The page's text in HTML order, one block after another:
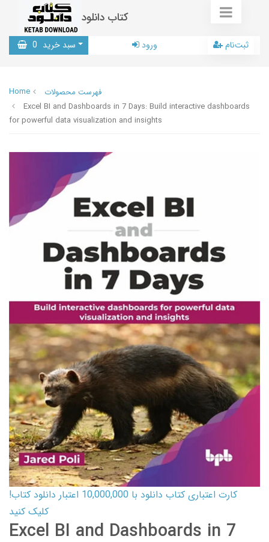
کتاب دانلود
سبد خرید 0 ورود ثبت‌نام
Home
فهرست محصولات
Excel BI and Dashboards in 7 Days: Build interactive dashboards
for powerful data visualization and insights
کارت اعتباری کتاب دانلود با 10,000,000 اعتبار دانلود کتاب!
کلیک کنید
Excel BI and Dashboards in 7